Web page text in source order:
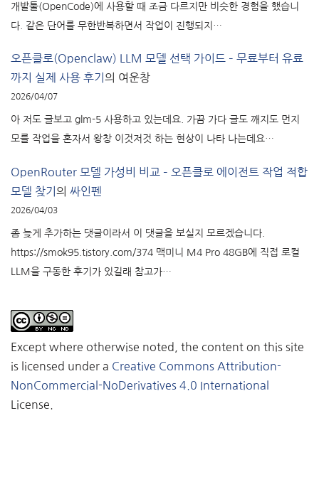
개발툴(OpenCode)에 사용할 때 조금 다르지만 비슷한 경험을 했습니
다. 같은 단어를 무한반복하면서 작업이 진행되지…
오픈클로(Openclaw) LLM 모델 선택 가이드 – 무료부터 유료
까지 실제 사용 후기 의 여운창
2026/04/07
아 저도 글보고 glm-5 사용하고 있는데요. 가끔 가다 글도 깨지도 먼지
모를 작업을 혼자서 왕창 이것저것 하는 현상이 나타 나는데요…
OpenRouter 모델 가성비 비교 – 오픈클로 에이전트 작업 적합
모델 찾기 의 싸인펜
2026/04/03
좀 늦게 추가하는 댓글이라서 이 댓글을 보실지 모르겠습니다.
https://smok95.tistory.com/374 맥미니 M4 Pro 48GB에 직접 로컬
LLM을 구동한 후기가 있길래 참고가…
Except where otherwise noted, the content on this site
is licensed under a Creative Commons Attribution-
NonCommercial-NoDerivatives 4.0 International
License.